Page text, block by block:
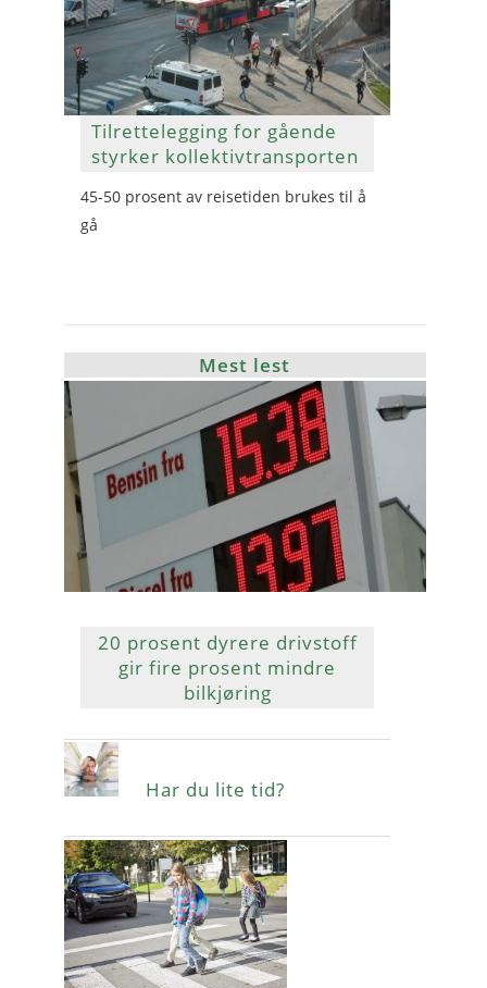
Tilrettelegging for gående
styrker kollektivtransporten
45-50 prosent av reisetiden brukes til å
gå
Mest lest
20 prosent dyrere drivstoff
gir fire prosent mindre
bilkjøring
Har du lite tid?